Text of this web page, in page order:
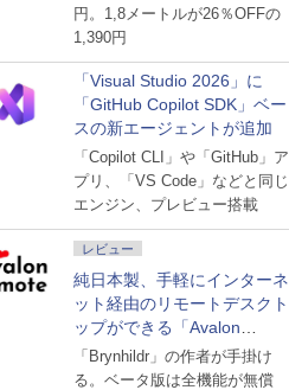
円。1,8メートルが26％OFFの
1,390円
「Visual Studio 2026」に
「GitHub Copilot SDK」ベー
スの新エージェントが追加
「Copilot CLI」や「GitHub」ア
プリ、「VS Code」などと同じ
エンジン、プレビュー搭載
レビュー
純日本製、手軽にインターネ
ット経由のリモートデスクト
ップができる「Avalon
remote」
「Brynhildr」の作者が手掛け
る。ベータ版は全機能が無償